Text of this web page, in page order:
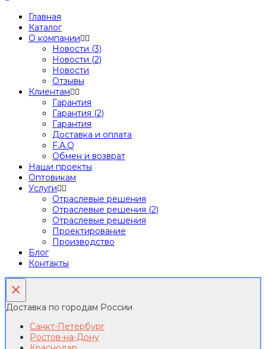
Главная
Каталог
О компании
Новости (3)
Новости (2)
Новости
Отзывы
Клиентам
Гарантия
Гарантия (2)
Гарантия
Доставка и оплата
F.A.Q
Обмен и возврат
Наши проекты
Оптовикам
Услуги
Отраслевые решения
Отраслевые решения (2)
Отраслевые решения
Проектирование
Производство
Блог
Контакты
×
Доставка по городам России
Санкт-Петербург
Ростов-на-Дону